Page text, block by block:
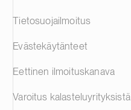
Tietosuojailmoitus
Evästekäytänteet
Eettinen ilmoituskanava
Varoitus kalasteluyrityksistä